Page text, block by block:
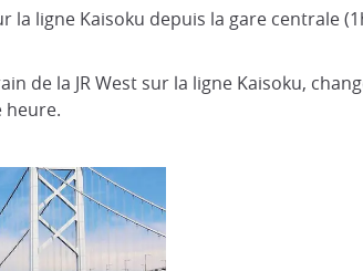
la ligne Kaisoku depuis la gare centrale
la JR West sur la ligne Kaisoku,
heure.